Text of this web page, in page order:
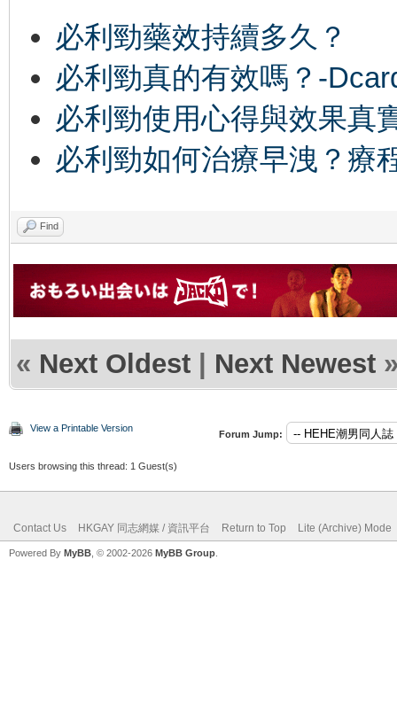
必利勁藥效持續多久？
必利勁真的有效嗎？-
必利勁使用心得與效果真
必利勁如何治療早洩？療
Find
« Next Oldest | Next Newest
View a Printable Version
Forum Jump:
Users browsing this thread: 1 Guest(s)
Contact Us HKGAY 同志網媒 / 資訊平台 Return to Top Lite (Archive) Mode
Powered By MyBB , © 2002-2026 MyBB Group